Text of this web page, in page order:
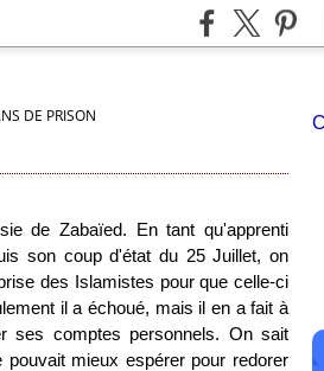
DE PRISON
de Zabaïed. En tant qu'apprenti
son coup d'état du 25 Juillet, on
des Islamistes pour que celle-ci
il a échoué, mais il en a fait à
ses comptes personnels. On sait
mieux espérer pour redorer